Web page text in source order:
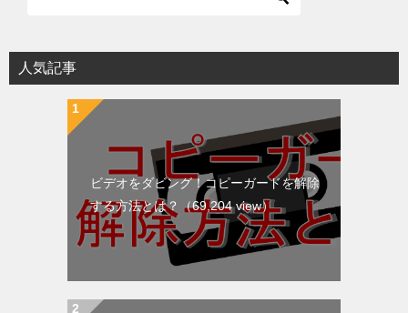
人気記事
ビデオをダビング！コピーガードを解除
する方法とは？ （69,204 view）